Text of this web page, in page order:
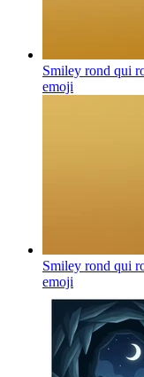
Smiley rond qui
emoji
Smiley rond qui
emoji